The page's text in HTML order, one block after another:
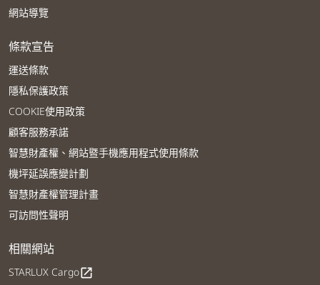
網站導覽
條款宣告
運送條款
隱私保護政策
COOKIE使用政策
顧客服務承諾
智慧財產權、網站暨手機應用程式使用條款
機坪延誤應變計劃
智慧財產權管理計畫
可訪問性聲明
相關網站
STARLUX Cargoopen_in_new